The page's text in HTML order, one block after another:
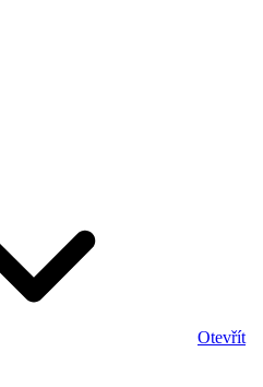
Otevřít